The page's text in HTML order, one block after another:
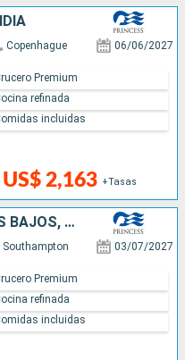
Copenhague 06/06/2027
US$ 2,163 +Tasas
Premium
refinada
incluidas
REINO UNIDO, BÉLGICA, PAISES BAJOS, ALEMANIA, DINAMARCA, NORUEGA, ISLANDIA
Southampton 03/07/2027
Premium
refinada
incluidas